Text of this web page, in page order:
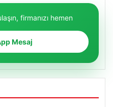
firmanızı hemen
Mesaj